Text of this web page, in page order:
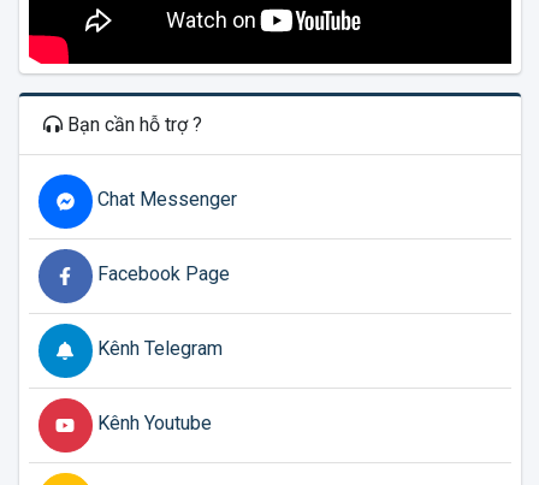
Bạn cần hỗ trợ ?
Chat Messenger
Facebook Page
Kênh Telegram
Kênh Youtube